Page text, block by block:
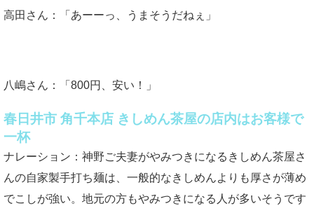
高田さん：「あーーっ、うまそうだねぇ」
八嶋さん：「800円、安い！」
春日井市 角千本店 きしめん茶屋の店内はお客様で
一杯
ナレーション：神野ご夫妻がやみつきになるきしめん茶屋さ
んの自家製手打ち麺は、一般的なきしめんよりも厚さが薄め
でこしが強い。地元の方もやみつきになる人が多いそうです